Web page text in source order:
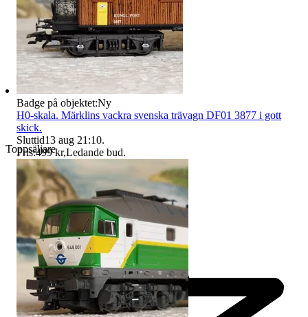
Toppsäljare
Badge på objektet:Ny
H0-skala. Märklins vackra svenska trävagn DF01 3877 i gott
skick.
Sluttid13 aug 21:10.
Pris:499 kr,Ledande bud.